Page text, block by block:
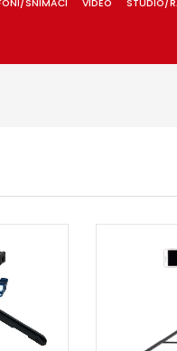
SNIMAČI VIDEO STUDIO/